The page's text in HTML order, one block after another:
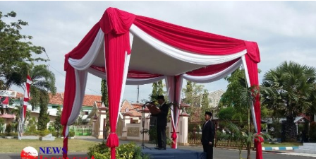
Politik
Gaya Hidup
Kesehatan Kuliner
Otomotif